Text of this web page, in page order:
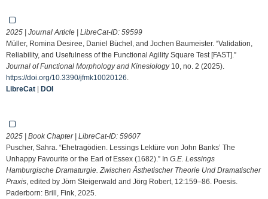
2025 | Journal Article | LibreCat-ID: 59599
Müller, Romina Desiree, Daniel Büchel, and Jochen Baumeister. “Validation,
Reliability, and Usefulness of the Functional Agility Square Test [FAST].”
Journal of Functional Morphology and Kinesiology10, no. 2 (2025).
https://doi.org/10.3390/jfmk10020126
LibreCat | DOI
2025 | Book Chapter | LibreCat-ID: 59607
Puscher, Sahra. “Ehetragödien. Lessings Lektüre von John Banks’ The
Unhappy Favourite or the Earl of Essex (1682).” In G.E. Lessings
Hamburgische Dramaturgie. Zwischen Ästhetischer Theorie Und Dramatischer
Praxis , edited by Jörn Steigerwald and Jörg Robert, 12:159–86. Poesis.
Paderborn: Brill, Fink, 2025.